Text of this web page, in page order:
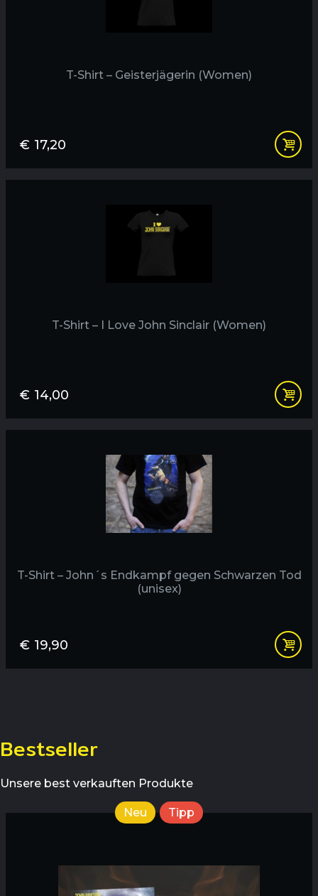
T-Shirt – Geisterjägerin (Women)
€ 17,20
T-Shirt – I Love John Sinclair (Women)
€ 14,00
T-Shirt – John´s Endkampf gegen Schwarzen Tod
(unisex)
€ 19,90
Bestseller
Unsere best verkauften Produkte
Neu Tipp